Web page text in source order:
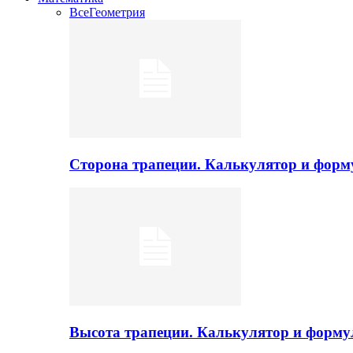
ВсеГеометрия
Сторона трапеции. Калькулятор и
Высота трапеции. Калькулятор и